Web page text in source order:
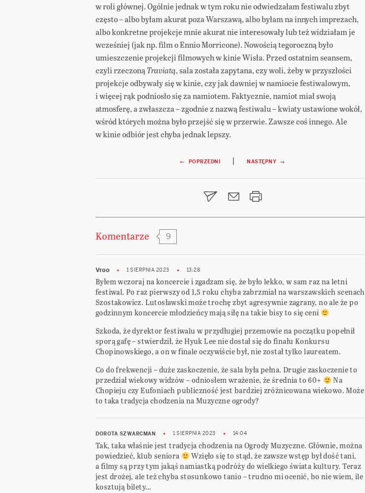
w roli głównej. Ogólnie jednak w tym roku nie odwiedzałam festiwalu zbyt
często – albo byłam akurat poza Warszawą, albo byłam na innych imprezach,
albo konkretne projekcje mnie akurat nie interesowały lub też widziałam je
wcześniej (jak np. film o Ennio Morricone). Nowością tegoroczną było
umieszczenie projekcji filmowych w kinie Wisła. Przed ostatnim seansem,
czyli rzeczonąTraviatą, sala została zapytana, czy woli, żeby w przyszłości
projekcje odbywały się w kinie, czy jak dawniej w namiocie festiwalowym,
i więcej rąk podniosło się za namiotem. Faktycznie, namiot miał swoją
atmosferę, a zwłaszcza – zgodnie z nazwą festiwalu – kwiaty ustawione wokół,
wśród których można było przejść się w przerwie. Zawsze coś innego. Ale
w kinie odbiór jest chyba jednak lepszy.
wpisu
← POPRZEDNI | NASTĘPNY →
Komentarze 9
Vroo 1 SIERPNIA 2023 13:28
Byłem wczoraj na koncercie i zgadzam się, że było lekko, w sam raz na letni
festiwal. Po raz pierwszy od 1,5 roku chyba zabrzmiał na warszawskich scenach
Szostakowicz. Lutosławski może trochę zbyt agresywnie zagrany, no ale że po
godzinnym koncercie młodzieńcy mają siłę na takie bisy to się ceni
Szkoda, że dyrektor festiwalu w przydługiej przemowie na początku popełnił
sporą gafę – stwierdził, że Hyuk Lee nie dostał się do finału Konkursu
Chopinowskiego, a on w finale oczywiście był, nie został tylko laureatem.
Co do frekwencji – duże zaskoczenie, że sala była pełna. Drugie zaskoczenie to
przedział wiekowy widzów – odniosłem wrażenie, że średnia to 60+
Na
Chopieju czy Eufoniach publiczność jest bardziej zróżnicowana wiekowo. Może
to taka tradycja chodzenia na Muzyczne ogrody?
DOROTA SZWARCMAN 1 SIERPNIA 2023 14:04
Tak, taka właśnie jest tradycja chodzenia na Ogrody Muzyczne. Głównie, można
powiedzieć, klub seniora
Wzięło się to stąd, że zawsze wstęp był dość tani,
a filmy są przy tym jakąś namiastką podróży do wielkiego świata kultury. Teraz
jest drożej, ale też chyba stosunkowo tanio – trudno mi ocenić, bo nie wiem, ile
kosztują bilety…